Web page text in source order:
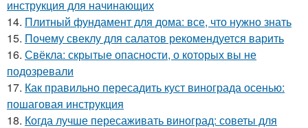
инструкция для начинающих
14. Плитный фундамент для дома: все, что нужно знать
15. Почему свеклу для салатов рекомендуется варить
16. Свёкла: скрытые опасности, о которых вы не
подозревали
17. Как правильно пересадить куст винограда осенью:
пошаговая инструкция
18. Когда лучше пересаживать виноград: советы для